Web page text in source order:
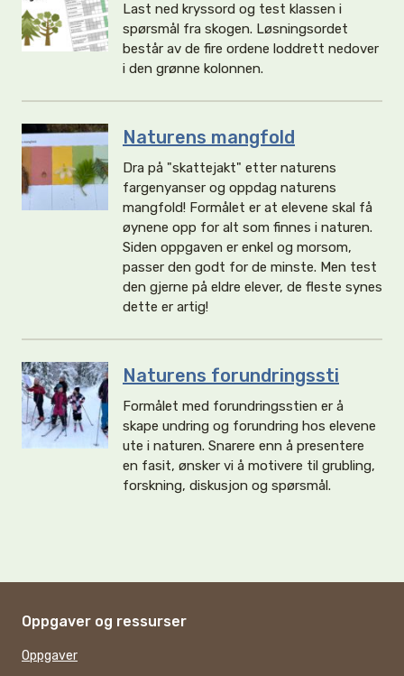
Last ned kryssord og test klassen i
spørsmål fra skogen. Løsningsordet
består av de fire ordene loddrett nedover
i den grønne kolonnen.
Naturens mangfold
Dra på "skattejakt" etter naturens
fargenyanser og oppdag naturens
mangfold! Formålet er at elevene skal få
øynene opp for alt som finnes i naturen.
Siden oppgaven er enkel og morsom,
passer den godt for de minste. Men test
den gjerne på eldre elever, de fleste synes
dette er artig!
Naturens forundringssti
Formålet med forundringsstien er å
skape undring og forundring hos elevene
ute i naturen. Snarere enn å presentere
en fasit, ønsker vi å motivere til grubling,
forskning, diskusjon og spørsmål.
Oppgaver og ressurser
Oppgaver